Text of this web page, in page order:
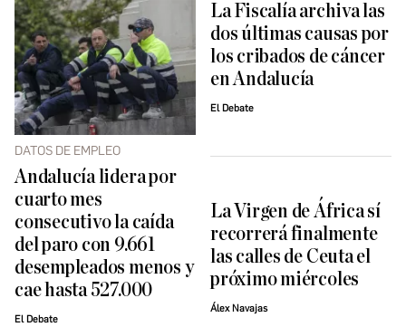
DATOS DE EMPLEO
Andalucía lidera por
cuarto mes
consecutivo la caída
del paro con 9.661
desempleados menos y
cae hasta 527.000
El Debate
La Fiscalía archiva las
dos últimas causas por
los cribados de cáncer
en Andalucía
El Debate
La Virgen de África sí
recorrerá finalmente
las calles de Ceuta el
próximo miércoles
Álex Navajas